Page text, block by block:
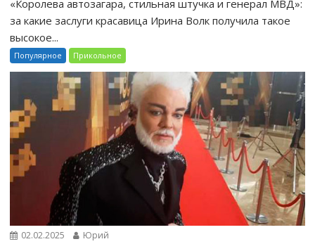
«Королева автозагара, стильная штучка и генерал МВД»:
за какие заслуги красавица Ирина Волк получила такое
высокое...
Популярное Прикольное
02.02.2025 Юрий